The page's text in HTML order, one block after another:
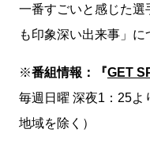
一番すごいと感じた
も印象深い出来事」に
※番組情報：『GET
毎週日曜 深夜1：25
地域を除く）